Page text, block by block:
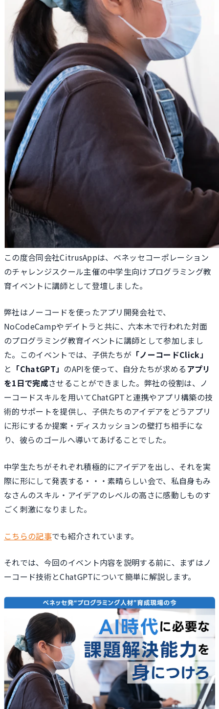
この度合同会社CitrusAppは、ベネッセコーポレーション
のチャレンジスクール主催の中学生向けプログラミング教
育イベントに講師として登壇しました。
弊社はノーコードを使ったアプリ開発会社で、
NoCodeCampやデイトラと共に、六本木で行われた対面
のプログラミング教育イベントに講師として参加しまし
た。このイベントでは、子供たちが 「ノーコードClick」
と 「ChatGPT」 のAPIを使って、自分たちが求める アプリ
を1日で完成させることができました。弊社の役割は、ノ
ーコードスキルを用いてChatGPTと連携やアプリ構築の技
術的サポートを提供し、子供たちのアイデアをどうアプリ
に形にするか提案・ディスカッションの壁打ち相手にな
り、彼らのゴールへ導いてあげることでした。
中学生たちがそれぞれ積極的にアイデアを出し、それを実
際に形にして発表する・・・素晴らしい会で、私自身もみ
なさんのスキル・アイデアのレベルの高さに感動しものす
ごく刺激になりました。
こちらの記事でも紹介されています。
それでは、今回のイベント内容を説明する前に、まずはノ
ーコード技術とChatGPTについて簡単に解説します。